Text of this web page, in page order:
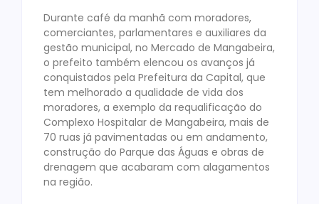
Durante café da manhã com moradores,
comerciantes, parlamentares e auxiliares da
gestão municipal, no Mercado de Mangabeira,
o prefeito também elencou os avanços já
conquistados pela Prefeitura da Capital, que
tem melhorado a qualidade de vida dos
moradores, a exemplo da requalificação do
Complexo Hospitalar de Mangabeira, mais de
70 ruas já pavimentadas ou em andamento,
construção do Parque das Águas e obras de
drenagem que acabaram com alagamentos
na região.